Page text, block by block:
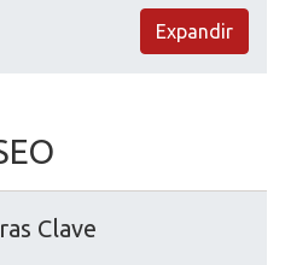
Expandir
Clave